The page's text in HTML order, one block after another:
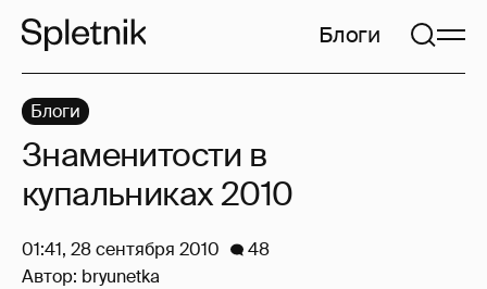
Блоги
Блоги
Знаменитости в
купальниках 2010
01:41, 28 сентября 2010
48
Автор: bryunetka